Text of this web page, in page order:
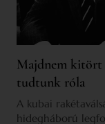
Majdnem kitört
tudtunk róla
A kubai
hidegháború